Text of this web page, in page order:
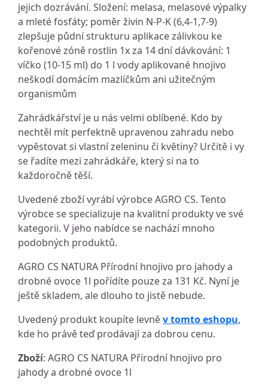
jejich dozrávání. Složení: melasa, melasové výpalky
a mleté fosfáty; poměr živin N-P-K (6,4-1,7-9)
zlepšuje půdní strukturu aplikace zálivkou ke
kořenové zóně rostlin 1x za 14 dní dávkování: 1
víčko (10-15 ml) do 1 l vody aplikované hnojivo
neškodí domácím mazlíčkům ani užitečným
organismům
Zahrádkářství je u nás velmi oblíbené. Kdo by
nechtěl mít perfektně upravenou zahradu nebo
vypěstovat si vlastní zeleninu či květiny? Určitě i vy
se řadíte mezi zahrádkáře, který si na to
každoročně těší.
Uvedené zboží vyrábí výrobce AGRO CS. Tento
výrobce se specializuje na kvalitní produkty ve své
kategorii. V jeho nabídce se nachází mnoho
podobných produktů.
AGRO CS NATURA Přírodní hnojivo pro jahody a
drobné ovoce 1l pořídíte pouze za 131 Kč. Nyní je
ještě skladem, ale dlouho to jistě nebude.
Uvedený produkt koupíte levněv tomto eshopu,
kde ho právě teď prodávají za dobrou cenu.
Zboží: AGRO CS NATURA Přírodní hnojivo pro
jahody a drobné ovoce 1l